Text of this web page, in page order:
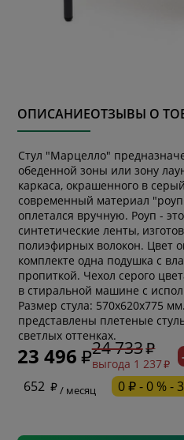
ОПИСАНИЕОТЗЫВЫ О
Стул "Марцелло"
обеденной зоны или зону
каркаса, окрашенного в
современный материал
оплетался вручную. Роуп -
синтетические ленты,
полиэфирных волокон. Цвет
комплекте одна подушка с
пропиткой. Чехол серого
в стиральной машине с
Размер стула: 570х620х775
представлены плетеные
светлых оттенках.
23 496 24 733
выгода 1 237
652
/ месяц 0 ₽ - 0 % -
* обязательное поле
* необязательное поле